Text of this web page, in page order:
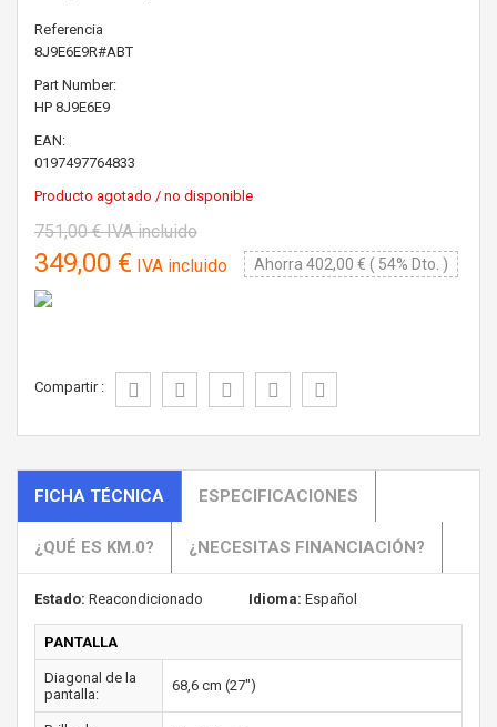
Referencia
8J9E6E9R#ABT
Part Number:
HP 8J9E6E9
EAN:
0197497764833
Producto agotado / no disponible
751,00 €IVA incluido
349,00 € IVA incluido Ahorra 402,00 € ( 54% Dto. )
Compartir :
FICHA TÉCNICA ESPECIFICACIONES
¿QUÉ ES KM.0? ¿NECESITAS FINANCIACIÓN?
Estado: Reacondicionado Idioma: Español
PANTALLA
Diagonal de la
pantalla:
68,6 cm (27")